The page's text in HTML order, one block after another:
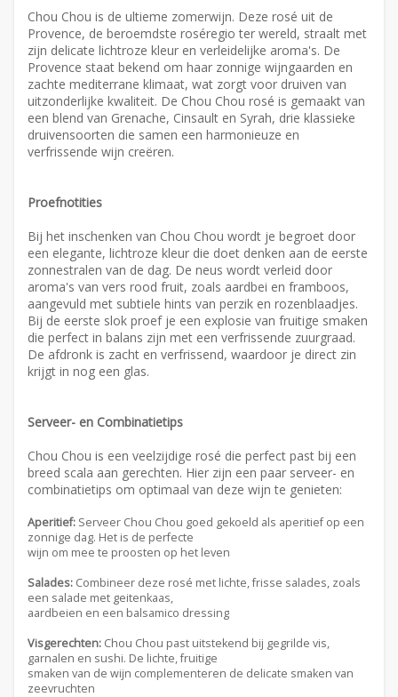
Chou Chou is de ultieme zomerwijn. Deze rosé uit de
Provence, de beroemdste roséregio ter wereld, straalt met
zijn delicate lichtroze kleur en verleidelijke aroma's. De
Provence staat bekend om haar zonnige wijngaarden en
zachte mediterrane klimaat, wat zorgt voor druiven van
uitzonderlijke kwaliteit. De Chou Chou rosé is gemaakt van
een blend van Grenache, Cinsault en Syrah, drie klassieke
druivensoorten die samen een harmonieuze en
verfrissende wijn creëren.
Proefnotities
Bij het inschenken van Chou Chou wordt je begroet door
een elegante, lichtroze kleur die doet denken aan de eerste
zonnestralen van de dag. De neus wordt verleid door
aroma's van vers rood fruit, zoals aardbei en framboos,
aangevuld met subtiele hints van perzik en rozenblaadjes.
Bij de eerste slok proef je een explosie van fruitige smaken
die perfect in balans zijn met een verfrissende zuurgraad.
De afdronk is zacht en verfrissend, waardoor je direct zin
krijgt in nog een glas.
Serveer- en Combinatietips
Chou Chou is een veelzijdige rosé die perfect past bij een
breed scala aan gerechten. Hier zijn een paar serveer- en
combinatietips om optimaal van deze wijn te genieten:
Aperitief: Serveer Chou Chou goed gekoeld als aperitief op een
zonnige dag. Het is de perfecte
wijn om mee te proosten op het leven
Salades: Combineer deze rosé met lichte, frisse salades, zoals
een salade met geitenkaas,
aardbeien en een balsamico dressing
Visgerechten: Chou Chou past uitstekend bij gegrilde vis,
garnalen en sushi. De lichte, fruitige
smaken van de wijn complementeren de delicate smaken van
zeevruchten